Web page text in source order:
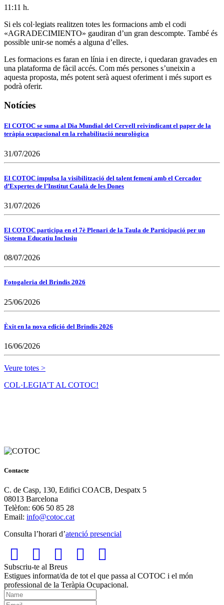
11:11 h.
Si els col·legiats realitzen totes les formacions amb el codi
«AGRADECIMIENTO» gaudiran d’un gran descompte. També és
possible unir-se només a alguna d’elles.
Les formacions es faran en línia i en directe, i quedaran gravades en
una plataforma de fàcil accés. Com més persones s’uneixin a
aquesta proposta, més potent serà aquest oferiment i més suport es
podrà oferir.
Notícies
El COTOC se suma al Dia Mundial del Cervell reivindicant el paper de la
teràpia ocupacional en la rehabilitació neurològica
31/07/2026
El COTOC impulsa la visibilització del talent femení amb el Cercador
d’Expertes de l’Institut Català de les Dones
31/07/2026
El COTOC participa en el 7è Plenari de la Taula de Participació per un
Sistema Educatiu Inclusiu
08/07/2026
Fotogaleria del Brindis 2026
25/06/2026
Èxit en la nova edició del Brindis 2026
16/06/2026
Veure totes >
COL·LEGIA’T AL COTOC!
Contacte
C. de Casp, 130, Edifici COACB, Despatx 5
08013 Barcelona
Telèfon: 606 50 85 28
Email: info@cotoc.cat
Consulta l’horari d’atenció presencial
Subscriu-te al Breus
Estigues informat/da de tot el que passa al COTOC i el món
professional de la Teràpia Ocupacional.